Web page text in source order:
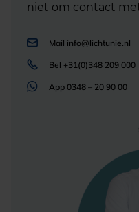
niet om contact
Mail info@lichtunie.nl
Bel +31(0)348 209 000
App 0348 – 20 90 00